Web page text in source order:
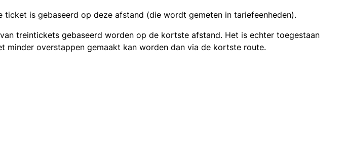
is gebaseerd op deze afstand (die wordt gemeten in tariefeenheden).
treintickets gebaseerd worden op de kortste afstand. Het is echter toegestaan
minder overstappen gemaakt kan worden dan via de kortste route.